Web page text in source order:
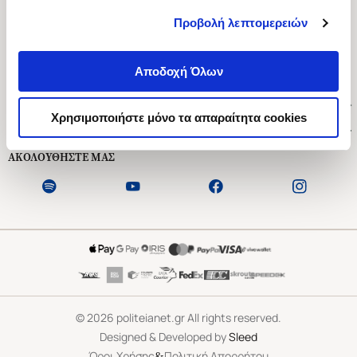
Προβολή λεπτομερειών
Αποδοχή Όλων
Χρησιμοποιήστε μόνο τα απαραίτητα cookies
Ασκληπιού 1-3, Αθήνα 106 79
Δευτέρα - Παρασκευή 09:00-21:00
Εξυπηρέτηση Πελατών
ΑΚΟΛΟΥΘΗΣΤΕ ΜΑΣ
©2026 politeianet.gr All rights reserved.
Designed & Developed bySleed